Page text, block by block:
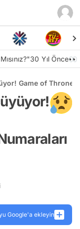
30 Yıl Önce👀
Game of Thrones
Google'a ekleyin